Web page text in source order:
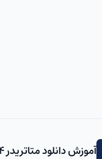
آموزش دانلود متاتریدر 4 آمارکتس